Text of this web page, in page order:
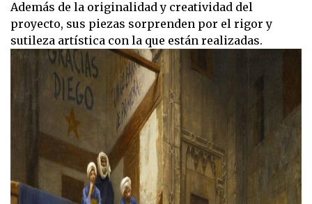
Además de la originalidad y creatividad del
proyecto, sus piezas sorprenden por el rigor y
sutileza artística con la que están realizadas.